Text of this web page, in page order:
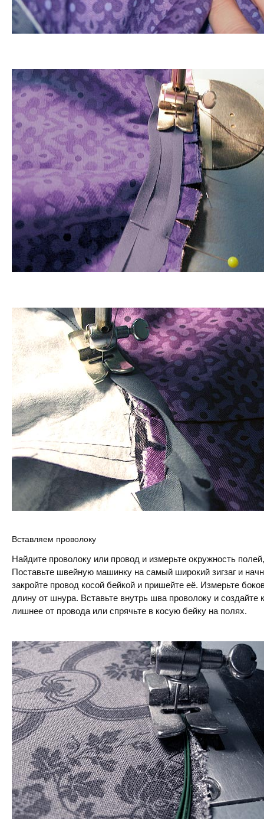
Вставляем проволоку
Найдите проволоку или провод и измерьте окружность
Поставьте швейную машинку на самый широкий зигзаг и
закройте провод косой бейкой и пришейте её. Измерьте
длину от шнура. Вставьте внутрь шва проволоку и создайте
лишнее от провода или спрячьте в косую бейку на полях.